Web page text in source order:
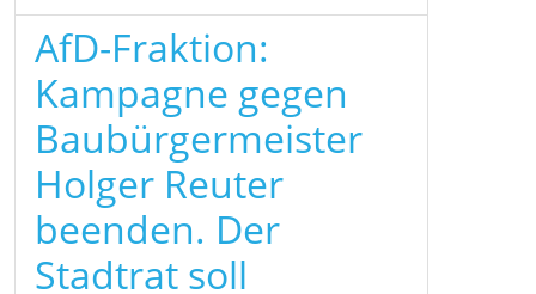
AfD-Fraktion:
Kampagne gegen
Baubürgermeister
Holger Reuter
beenden. Der
Stadtrat soll